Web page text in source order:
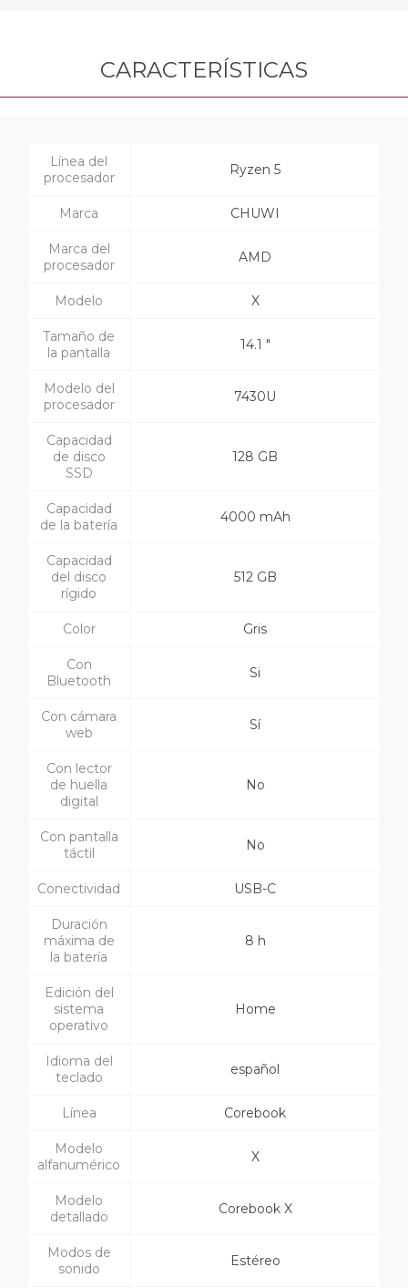
CARACTERÍSTICAS
Línea del
procesador
Ryzen 5
Marca CHUWI
Marca del
procesador
AMD
Modelo X
Tamaño de
la pantalla
14.1 "
Modelo del
procesador
7430U
Capacidad
de disco
SSD
128 GB
Capacidad
de la batería
4000 mAh
Capacidad
del disco
rígido
512 GB
Color Gris
Con
Bluetooth
Si
Con cámara
web
Sí
Con lector
de huella
digital
No
Con pantalla
táctil
No
Conectividad USB-C
Duración
máxima de
la batería
8 h
Edición del
sistema
operativo
Home
Idioma del
teclado
español
Línea Corebook
Modelo
alfanumérico
X
Modelo
detallado
Corebook X
Modos de
sonido
Estéreo